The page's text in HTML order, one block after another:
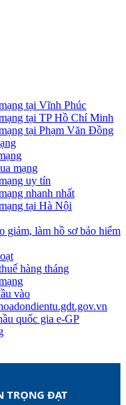
tại Vĩnh Phúc
tại TP Hồ Chí Minh
tại Phạm Văn Đồng
mạng
uy tín
nhanh nhất
tại Hà Nội
giảm, làm hồ sơ bảo hiểm
hàng tháng
vào
quốc gia e-GP
TRỌNG ĐẠT